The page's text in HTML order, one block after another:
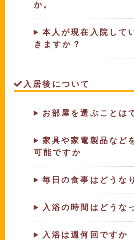
か。
本人が現在入院して
きますか？
入居後について
お部屋を選ぶことは
家具や家電製品など
可能ですか
毎日の食事はどうな
入浴の時間はどうな
入浴は週何回ですか